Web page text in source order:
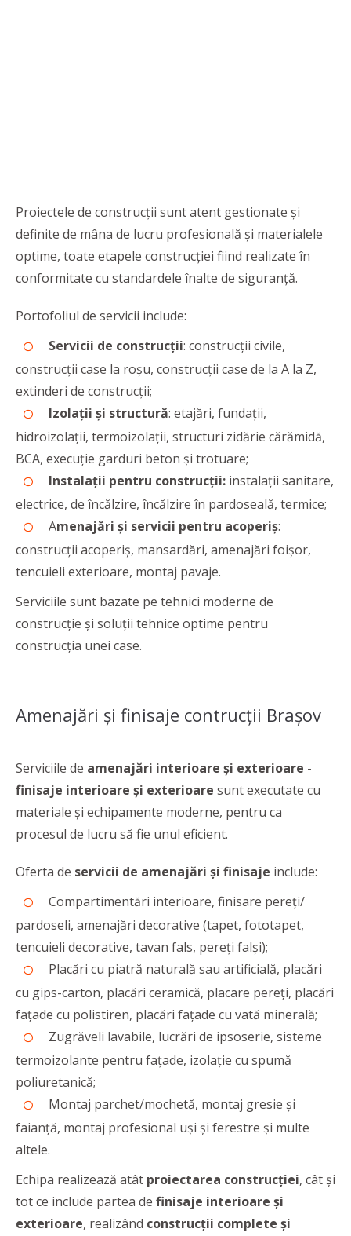
Proiectele de construcții sunt atent gestionate și
definite de mâna de lucru profesională și materialele
optime, toate etapele construcției fiind realizate în
conformitate cu standardele înalte de siguranță.
Portofoliul de servicii include:
Servicii de construcţii: construcții civile,
construcții case la roșu, construcții case de la A la Z,
extinderi de construcții;
Izolaţii şi structură: etajări, fundații,
hidroizolații, termoizolații, structuri zidărie cărămidă,
BCA, execuție garduri beton și trotuare;
Instalații pentru construcții: instalații sanitare,
electrice, de încălzire, încălzire în pardoseală, termice;
Amenajări şi servicii pentru acoperiş:
construcții acoperiș, mansardări, amenajări foișor,
tencuieli exterioare, montaj pavaje.
Serviciile sunt bazate pe tehnici moderne de
construcție și soluții tehnice optime pentru
construcția unei case.
Amenajări şi finisaje contrucţii Braşov
Serviciile de amenajări interioare și exterioare -
finisaje interioare și exterioare sunt executate cu
materiale și echipamente moderne, pentru ca
procesul de lucru să fie unul eficient.
Oferta de servicii de amenajări şi finisaje include:
Compartimentări interioare, finisare pereți/
pardoseli, amenajări decorative (tapet, fototapet,
tencuieli decorative, tavan fals, pereți falși);
Placări cu piatră naturală sau artificială, placări
cu gips-carton, placări ceramică, placare pereți, placări
fațade cu polistiren, placări fațade cu vată minerală;
Zugrăveli lavabile, lucrări de ipsoserie, sisteme
termoizolante pentru fațade, izolație cu spumă
poliuretanică;
Montaj parchet/mochetă, montaj gresie și
faianță, montaj profesional uși și ferestre și multe
altele.
Echipa realizează atât proiectarea construcției, cât și
tot ce include partea de finisaje interioare și
exterioare, realizând construcții complete și